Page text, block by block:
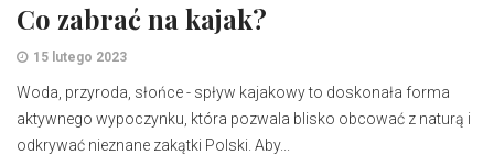
Co zabrać na kajak?
15 lutego 2023
Woda, przyroda, słońce - spływ kajakowy to doskonała forma
aktywnego wypoczynku, która pozwala blisko obcować z naturą i
odkrywać nieznane zakątki Polski. Aby...